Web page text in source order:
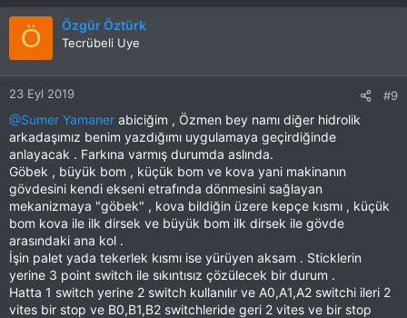
Ö Özgür Öztürk
Tecrübeli Uye
23 Eyl 2019 #9
@Sumer Yamaner abiciğim , Özmen bey namı diğer hidrolik
arkadaşımız benim yazdığımı uygulamaya geçirdiğinde
anlayacak . Farkına varmış durumda aslında.
Göbek , büyük bom , küçük bom ve kova yani makinanın
gövdesini kendi ekseni etrafında dönmesini sağlayan
mekanizmaya "göbek" , kova bildiğin üzere kepçe kısmı , küçük
bom kova ile ilk dirsek ve büyük bom ilk dirsek ile gövde
arasındaki ana kol .
İşin palet yada tekerlek kısmı ise yürüyen aksam . Sticklerin
yerine 3 point switch ile sıkıntısız çözülecek bir durum .
Hatta 1 switch yerine 2 switch kullanılır ve A0,A1,A2 switchi ileri 2
vites bir stop ve B0,B1,B2 switchleride geri 2 vites ve bir stop